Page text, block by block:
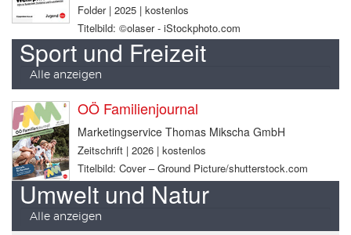
Folder | 2025 | kostenlos
Titelbild: ©olaser - iStockphoto.com
Sport und Freizeit
Alle anzeigen
OÖ Familienjournal
Marketingservice Thomas Mikscha GmbH
Zeitschrift | 2026 | kostenlos
Titelbild: Cover – Ground Picture/shutterstock.com
Umwelt und Natur
Alle anzeigen